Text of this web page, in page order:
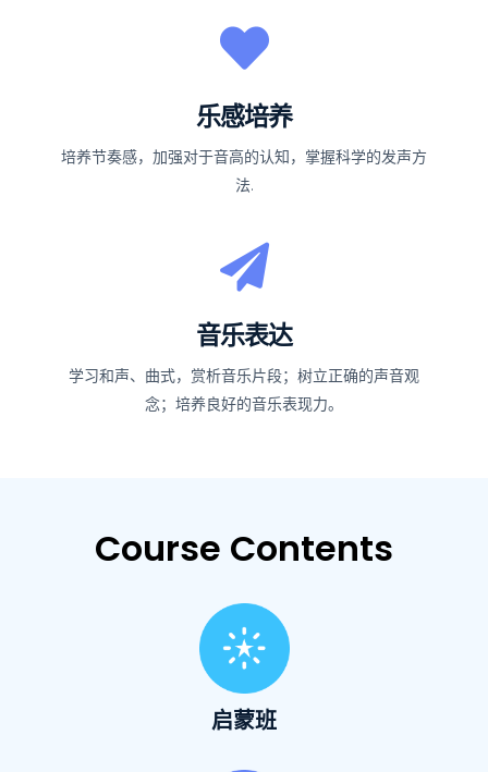
乐感培养
培养节奏感，加强对于音高的认知，掌握科学的发声方
法.
音乐表达
学习和声、曲式，赏析音乐片段；树立正确的声音观
念；培养良好的音乐表现力。
Course Contents
启蒙班